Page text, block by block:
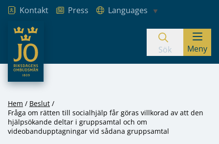
Hoppa till innehåll
Kontakt Press
Languages
JO – Riksdagens Ombudsmän
Sök Meny
Hem
Beslut
Fråga om rätten till socialhjälp får göras villkorad av att den
hjälpsökande deltar i gruppsamtal och om
videobandupptagningar vid sådana gruppsamtal